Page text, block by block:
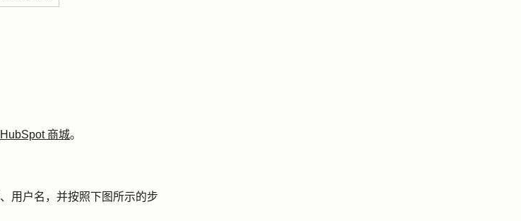
HubSpot 商城。
、 用户名 ，并按照下图所示的步